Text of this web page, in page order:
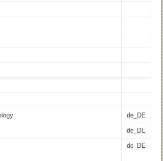
de_DE
de_DE
de_DE